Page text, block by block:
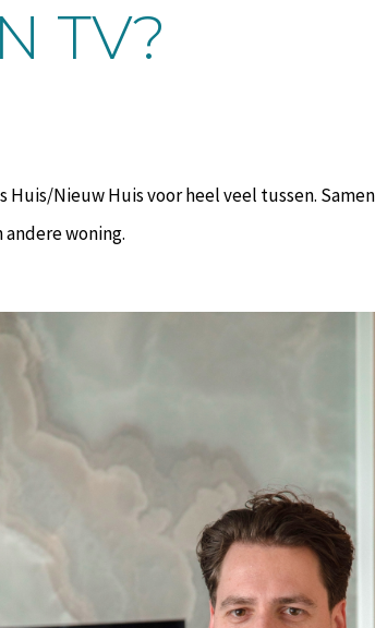
TV?
Nieuw Huis voor heel veel tussen.
woning.